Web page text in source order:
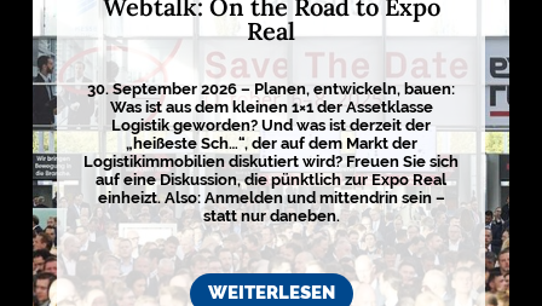
I
E
N

D
u
t
Webtalk: On the Road to Expo
Real
30. September 2026 – Planen, entwickeln, bauen:
Was ist aus dem kleinen 1×1 der Assetklasse
Logistik geworden? Und was ist derzeit der
„heißeste Sch…“, der auf dem Markt der
Logistikimmobilien diskutiert wird? Freuen Sie sich
auf eine Diskussion, die pünktlich zur Expo Real
einheizt. Also: Anmelden und mittendrin sein –
statt nur daneben.
WEITERLESEN